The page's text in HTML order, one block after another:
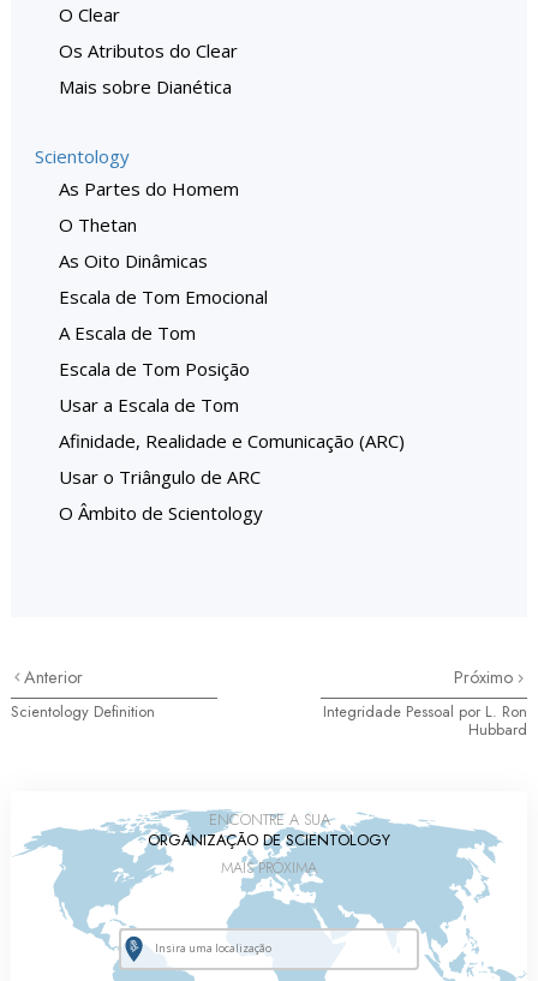
O Clear
Os Atributos do Clear
Mais sobre Dianética
Scientology
As Partes do Homem
O Thetan
As Oito Dinâmicas
Escala de Tom Emocional
A Escala de Tom
Escala de Tom Posição
Usar a Escala de Tom
Afinidade, Realidade e Comunicação (ARC)
Usar o Triângulo de ARC
O Âmbito de Scientology
Anterior
Scientology Definition
Próximo
Integridade Pessoal por L. Ron
Hubbard
ENCONTRE A SUA
ORGANIZAÇÃO DE SCIENTOLOGY
MAIS PRÓXIMA